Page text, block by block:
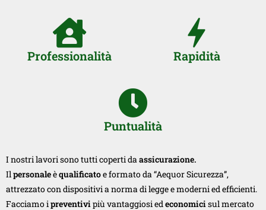
Professionalità Rapidità
Puntualità
I nostri lavori sono tutti coperti daassicurazione.
Ilpersonaleèqualificatoe formato da “Aequor Sicurezza”,
attrezzato con dispositivi a norma di legge e moderni ed efficienti.
Facciamo ipreventivipiù vantaggiosi edeconomicisul mercato